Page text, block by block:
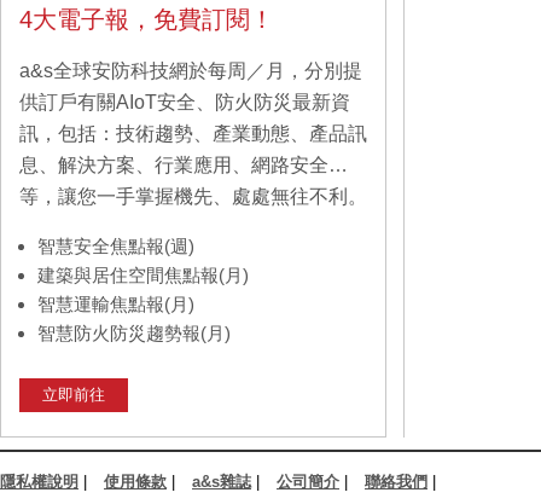
4大電子報，免費訂閱！
a&s全球安防科技網於每周／月，分別提
供訂戶有關AIoT安全、防火防災最新資
訊，包括：技術趨勢、產業動態、產品訊
息、解決方案、行業應用、網路安全…
等，讓您一手掌握機先、處處無往不利。
智慧安全焦點報(週)
建築與居住空間焦點報(月)
智慧運輸焦點報(月)
智慧防火防災趨勢報(月)
立即前往
隱私權說明 使用條款 a&s雜誌| 公司簡介 聯絡我們